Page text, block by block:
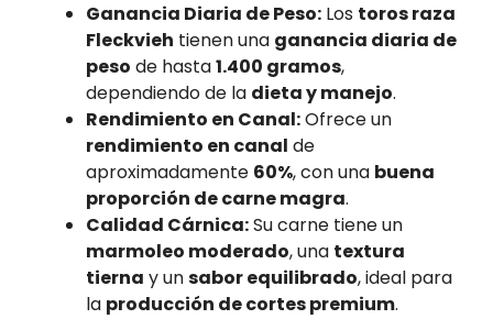
Ganancia Diaria de Peso: Los toros raza
Fleckvieh tienen una ganancia diaria de
peso de hasta1.400 gramos,
dependiendo de la dieta y manejo.
Rendimiento en Canal:Ofrece un
rendimiento en canal de
aproximadamente 60%, con una buena
proporción de carne magra.
Calidad Cárnica:Su carne tiene un
marmoleo moderado, una textura
tierna y unsabor equilibrado, ideal para
la producción de cortes premium.